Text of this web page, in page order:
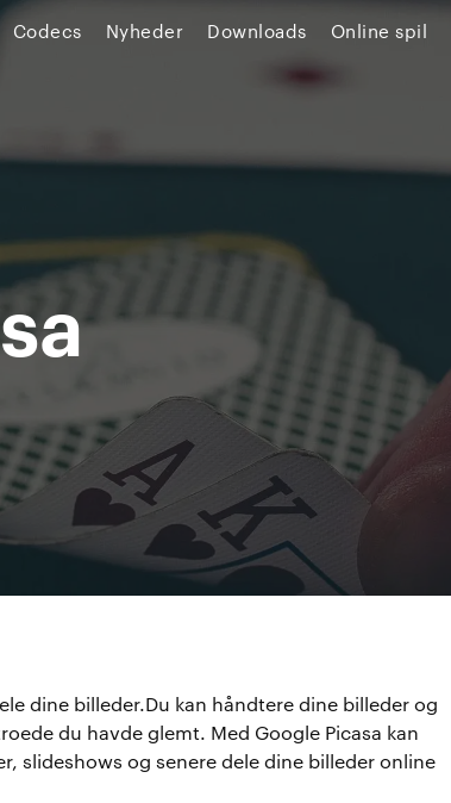
Codecs Nyheder Downloads Online spil
dine billeder.Du kan håndtere dine billeder og
du havde glemt. Med Google Picasa kan
slideshows og senere dele dine billeder online